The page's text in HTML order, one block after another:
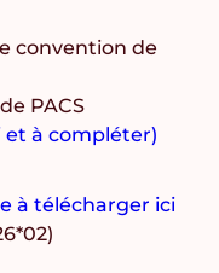
convention de
PACS
à compléter)
à télécharger ici